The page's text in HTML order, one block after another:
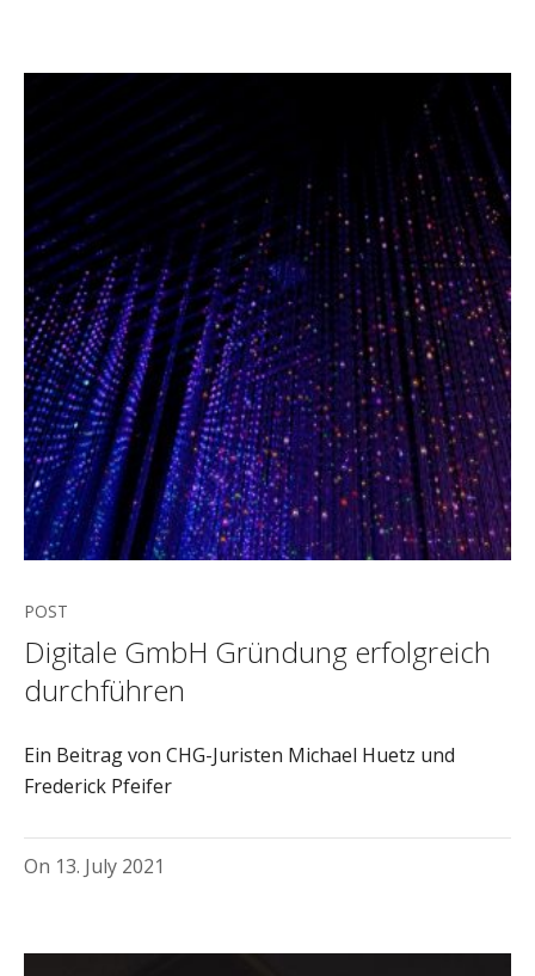
POST
Digitale GmbH Gründung erfolgreich
durchführen
Ein Beitrag von CHG-Juristen Michael Huetz und
Frederick Pfeifer
On 13. July 2021